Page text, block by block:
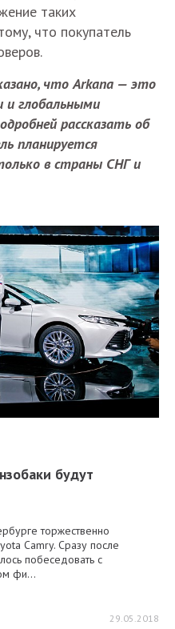
таких
что покупатель
что Arkana — это
и глобальными
рассказать об
планируется
в страны СНГ и
будут
торжественно
Camry. Сразу после
побеседовать с
фи...
29.05.2018